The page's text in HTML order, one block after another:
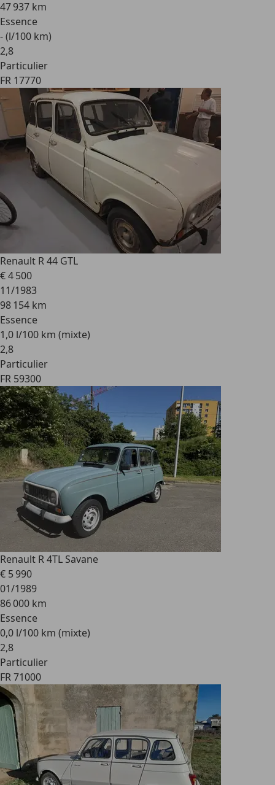
47 937 km
Essence
- (l/100 km)
2,8
Particulier
FR 17770
Renault R 44 GTL
€ 4 500
11/1983
98 154 km
Essence
1,0 l/100 km (mixte)
2,8
Particulier
FR 59300
Renault R 4TL Savane
€ 5 990
01/1989
86 000 km
Essence
0,0 l/100 km (mixte)
2,8
Particulier
FR 71000